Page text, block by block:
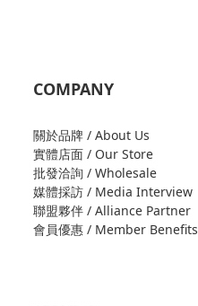
COMPANY
關於品牌 / About Us
實體店面 / Our Store
批發洽詢 / Wholesale
媒體採訪 / Media Interview
聯盟夥伴 / Alliance Partner
會員優惠 / Member Benefits